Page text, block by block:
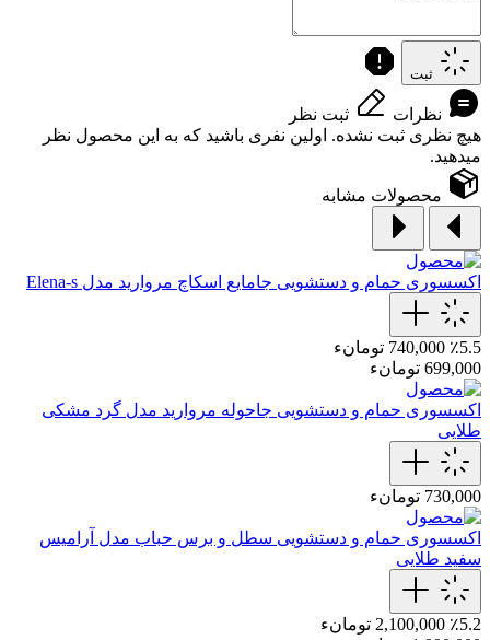
ثبت
نظرات
ثبت نظر
هیچ نظری ثبت نشده. اولین نفری باشید که به این محصول نظر
میدهید.
محصولات مشابه
اکسسوری حمام و دستشویی جامایع اسکاچ مروارید مدل Elena-s
٪5.5 740,000 تومانء
699,000 تومانء
اکسسوری حمام و دستشویی جاحوله مروارید مدل گرد مشکی
طلایی
730,000 تومانء
اکسسوری حمام و دستشویی سطل و برس حباب مدل آرامیس
سفید طلایی
٪5.2 2,100,000 تومانء